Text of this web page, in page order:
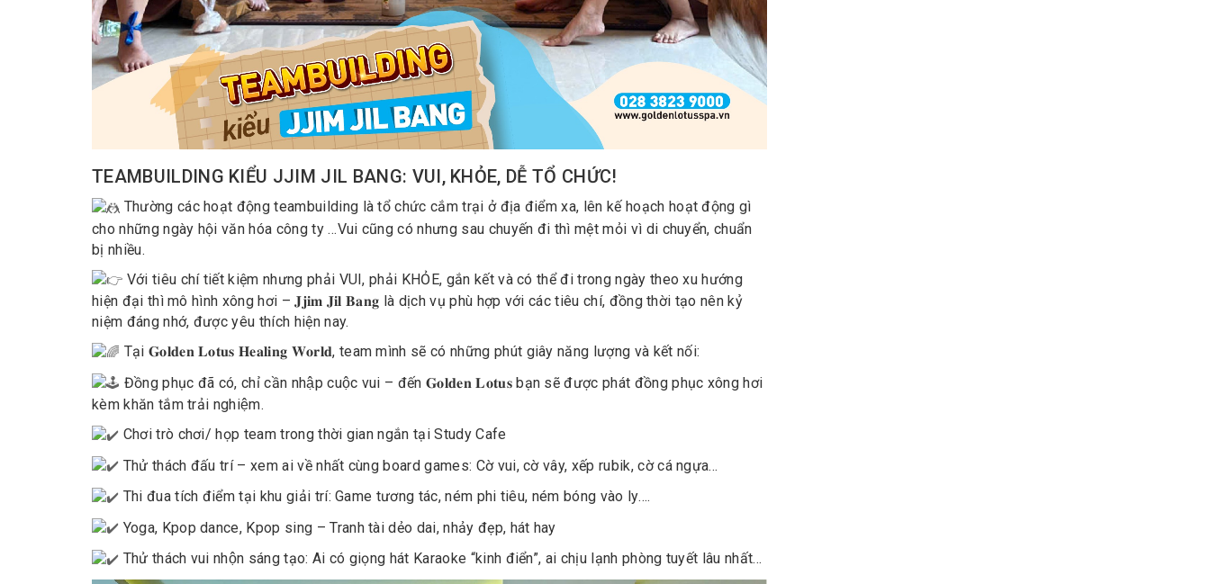
TEAMBUILDING KIỂU JJIM JIL BANG: VUI, KHỎE, DỄ TỔ CHỨC!
Thường các hoạt động teambuilding là tổ chức cắm trại ở địa điểm xa, lên kế hoạch hoạt động gì
cho những ngày hội văn hóa công ty …Vui cũng có nhưng sau chuyến đi thì mệt mỏi vì di chuyển, chuẩn
bị nhiều.
Với tiêu chí tiết kiệm nhưng phải VUI, phải KHỎE, gắn kết và có thể đi trong ngày theo xu hướng
hiện đại thì mô hình xông hơi – 𝐉𝐣𝐢𝐦 𝐉𝐢𝐥 𝐁𝐚𝐧𝐠 là dịch vụ phù hợp với các tiêu chí, đồng thời tạo nên kỷ
niệm đáng nhớ, được yêu thích hiện nay.
Tại 𝐆𝐨𝐥𝐝𝐞𝐧 𝐋𝐨𝐭𝐮𝐬 𝐇𝐞𝐚𝐥𝐢𝐧𝐠 𝐖𝐨𝐫𝐥𝐝, team mình sẽ có những phút giây năng lượng và kết nối:
Đồng phục đã có, chỉ cần nhập cuộc vui – đến 𝐆𝐨𝐥𝐝𝐞𝐧 𝐋𝐨𝐭𝐮𝐬 bạn sẽ được phát đồng phục xông hơi
kèm khăn tắm trải nghiệm.
Chơi trò chơi/ họp team trong thời gian ngắn tại Study Cafe
Thử thách đấu trí – xem ai về nhất cùng board games: Cờ vui, cờ vây, xếp rubik, cờ cá ngựa…
Thi đua tích điểm tại khu giải trí: Game tương tác, ném phi tiêu, ném bóng vào ly….
Yoga, Kpop dance, Kpop sing – Tranh tài dẻo dai, nhảy đẹp, hát hay
Thử thách vui nhộn sáng tạo: Ai có giọng hát Karaoke “kinh điển”, ai chịu lạnh phòng tuyết lâu nhất…